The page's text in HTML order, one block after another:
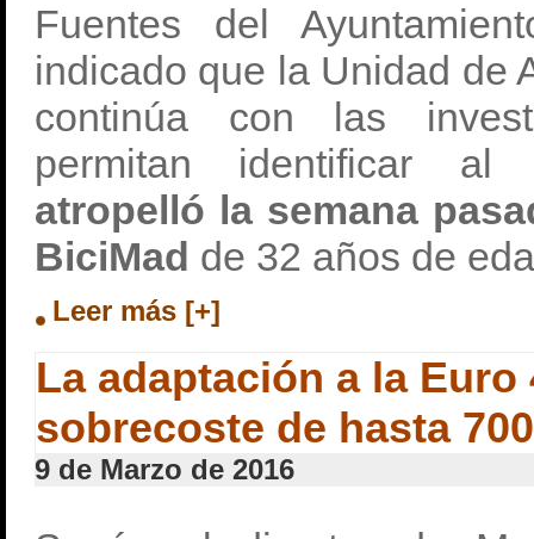
Fuentes del
indicado que la Unidad de
continúa con las
permitan identificar
atropelló la semana
BiciMad de 32 años de
Leer más [+]
La adaptación a la
sobrecoste de hasta
9 de Marzo de 2016